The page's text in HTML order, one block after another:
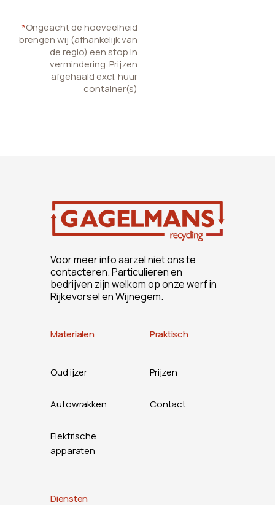
*Ongeacht de hoeveelheid
brengen wij (afhankelijk van
de regio) een stop in
vermindering. Prijzen
afgehaald excl. huur
container(s)
Voor meer info aarzel niet ons te
contacteren. Particulieren en
bedrijven zijn welkom op onze werf in
Rijkevorsel en Wijnegem.
Materialen
Oud ijzer
Autowrakken
Elektrische
apparaten
Praktisch
Prijzen
Contact
Diensten